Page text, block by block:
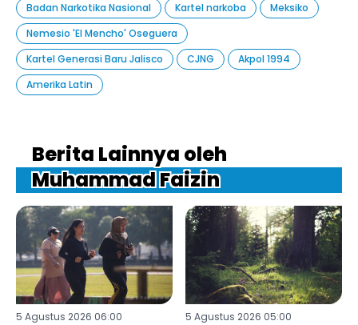
Badan Narkotika Nasional
Kartel narkoba
Meksiko
Nemesio 'El Mencho' Oseguera
Kartel Generasi Baru Jalisco
CJNG
Akpol 1994
Amerika Latin
Berita Lainnya oleh
Muhammad Faizin
5 Agustus 2026 06:00 5 Agustus 2026 05:00